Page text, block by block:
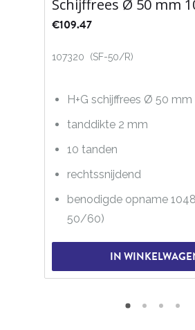
Schijffrees Ø 50 mm
€109.47
107320 (SF-50/R)
H+G schijffrees Ø 50 mm
tanddikte 2 mm
10 tanden
rechtssnijdend
benodigde opname
50/60)
IN